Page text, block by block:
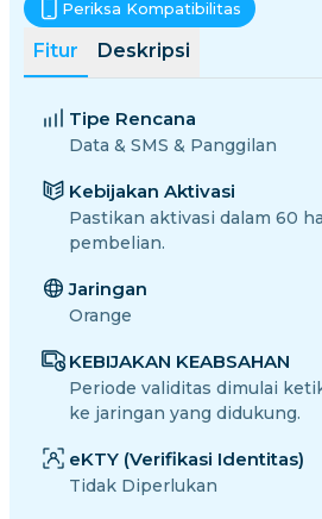
Fitur Deskripsi
Periksa Kompatibilitas
Tipe Rencana
Data & SMS & Panggilan
Kebijakan Aktivasi
Pastikan aktivasi dalam 60
pembelian.
Jaringan
Orange
KEBIJAKAN KEABSAHAN
Periode validitas dimulai
ke jaringan yang didukung.
eKTY (Verifikasi Identitas)
Tidak Diperlukan